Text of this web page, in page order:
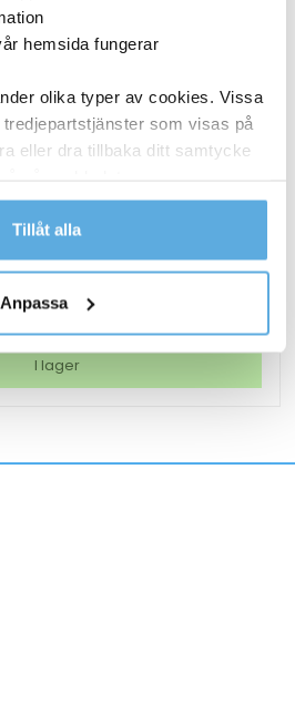
hemsida fungerar
olika typer av cookies. Vissa
som visas på
eller dra tillbaka ditt samtycke
om vilka vi är, hur du
sätt vi behandlar
Tillåt alla
Anpassa
Tze211 6mm svart/vit 8m
218,75kr
Köp nu
I lager